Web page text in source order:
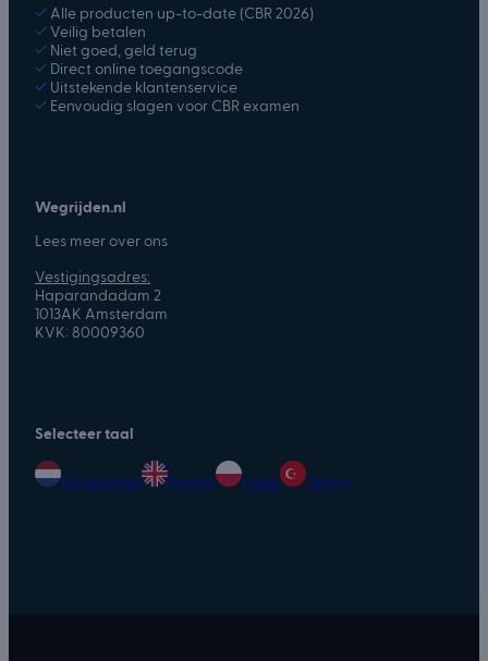
✓ Alle producten up-to-date (CBR 2026)
✓ Veilig betalen
✓ Niet goed, geld terug
✓ Direct online toegangscode
✓ Uitstekende klantenservice
✓ Eenvoudig slagen voor CBR examen
Wegrijden.nl
Lees meer over ons
Vestigingsadres:
Haparandadam 2
1013AK Amsterdam
KVK: 80009360
Selecteer taal
Nederlands English Polski Türkçe